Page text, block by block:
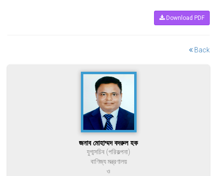
Download PDF
Back
জনাব মোহাম্মদ বদরুল হক
যুগ্মসচিব (পরিকল্পনা)
বাণিজ্য মন্ত্রণালয়
ও